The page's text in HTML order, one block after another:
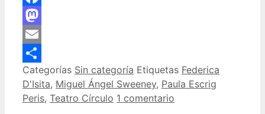
Facebook
Mastodon
Email
Compartir
Categorías Sin categoría Etiquetas Federica
D'Isita, Miguel Ángel Sweeney, Paula Escrig
Peris, Teatro Círculo 1 comentario